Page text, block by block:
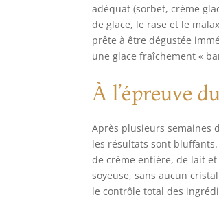
adéquat (sorbet, crème
de glace, le rase et le
prête à être dégustée
une glace fraîchement «
À l’épreuve
Après plusieurs semaines
les résultats sont
de crème entière, de lait
soyeuse, sans aucun
le contrôle total des